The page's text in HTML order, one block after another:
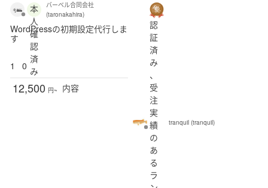
本
人
確
認
済
み
バーベル合同会社
(taronakahira)
WordPressの初期設定代行しま
す
1 0
12,500 円~ 内容
認
証
済
み
、
受
注
実
績
の
あ
る
ラ
tranquil (tranquil)